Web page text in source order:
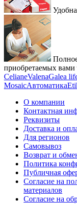
приобретаемых вами
CelianeValenaGalea
MosaicАвтоматика
О компании
Контактная
Реквизиты
Доставка и
Для регионов
Самовывоз
Возврат и
Политика
Публичная
Согласие на
материалов
Согласие на